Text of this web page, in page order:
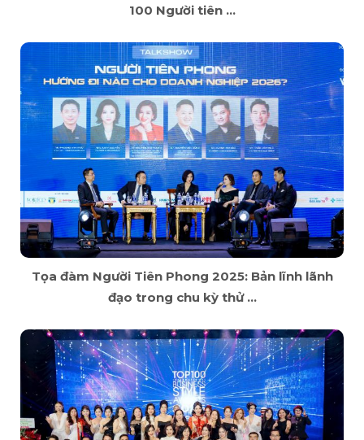
100 Người tiên ...
Tọa đàm Người Tiên Phong 2025: Bản lĩnh lãnh
đạo trong chu kỳ thử ...